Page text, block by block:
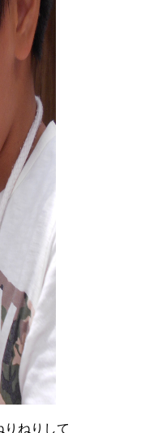
りねりして